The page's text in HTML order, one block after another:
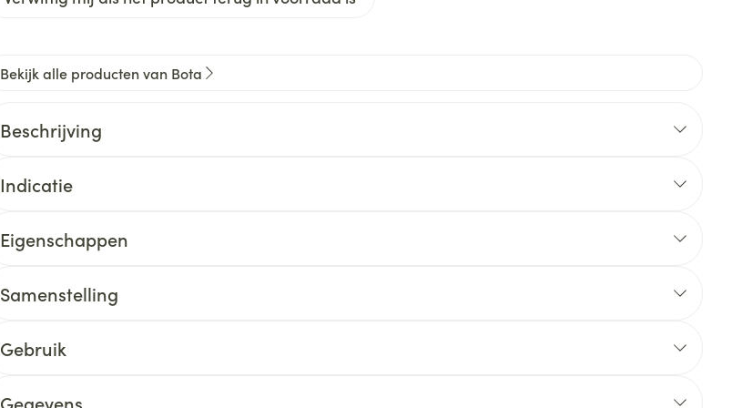
Bekijk alle producten van Bota
Beschrijving
Indicatie
Eigenschappen
Samenstelling
Gebruik
Gegevens